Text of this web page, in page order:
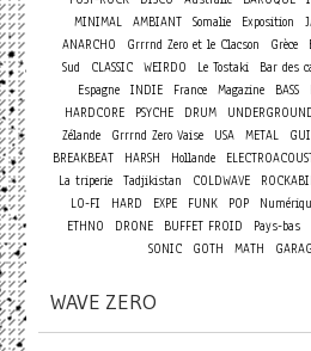
MINIMAL AMBIANT Somalie Exposition
ANARCHO
Grrrnd Zero et le Clacson Grèce
Sud
CLASSIC WEIRDO Le Tostaki Bar des
Espagne INDIE France Magazine BASS
HARDCORE
PSYCHE DRUM
Zélande
Grrrnd Zero Vaise USA METAL
BREAKBEAT
HARSH Hollande
La triperie
Tadjikistan COLDWAVE
LO-FI
HARD EXPE FUNK POP
ETHNO
DRONE BUFFET FROID Pays-bas
SONIC
GOTH MATH
WAVE ZERO